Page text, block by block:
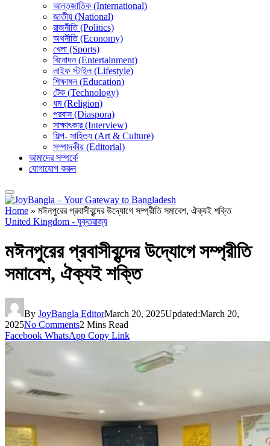
আন্তজাতিক (International)
জাতীয় (National)
রাজনীতি (Politics)
অথনীতি (Economy)
খেলা (Sports)
বিনোদন (Entertainment)
লাইফ স্টাইল (Lifestyle)
শিক্ষাঙ্গন (Education)
টেক (Technology)
ধম (Religion)
পরবাস (Diaspora)
সাক্ষাৎকার (Interview)
শিল্প- সাহিত্য (Art & Culture)
সম্পাদকীয় (Editorial)
আমাদের সম্পর্কে
যোগাযোগ করুন
Home » মঈনপুরের প্রবাসীবৃন্দের উদ্যোগে সম্প্রীতি সমাবেশ, ঐক্যই শক্তি
United Kingdom - যুক্তরাজ্য
মঈনপুরের প্রবাসীবৃন্দের উদ্যোগে সম্প্রীতি
সমাবেশ, ঐক্যই শক্তি
By JoyBangla EditorMarch 20, 2025Updated:March 20,
2025No Comments2 Mins Read
Facebook WhatsApp Copy Link